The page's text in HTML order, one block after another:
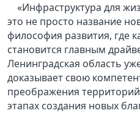
«Инфраструктура для
это не просто название
философия развития, где
становится главным
Ленинградская область
доказывает свою
преображения
этапах создания новых